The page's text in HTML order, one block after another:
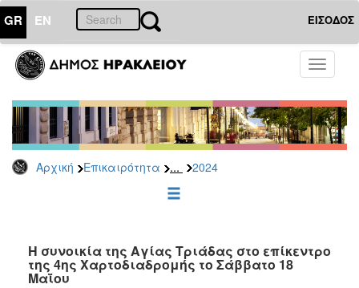
GR EN ΕΙΣΟΔΟΣ
Toggle
Αρχική Επικαιρότητα ... 2024
ΕΠΙΚΑΙΡΟΤΗΤΑ
Τύπου
Αρχείο
2026
2025
2022
2021
Η συνοικία της Αγίας Τριάδας στο επίκεντρο
της 4ης Χαρτοδιαδρομής το Σάββατο 18
Μαΐου